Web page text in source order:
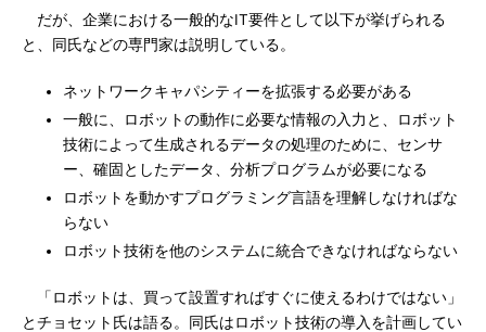
だが、企業における一般的なIT要件として以下が挙げられる
と、同氏などの専門家は説明している。
ネットワークキャパシティーを拡張する必要がある
一般に、ロボットの動作に必要な情報の入力と、ロボット
技術によって生成されるデータの処理のために、センサ
ー、確固としたデータ、分析プログラムが必要になる
ロボットを動かすプログラミング言語を理解しなければな
らない
ロボット技術を他のシステムに統合できなければならない
「ロボットは、買って設置すればすぐに使えるわけではない」
とチョセット氏は語る。同氏はロボット技術の導入を計画してい